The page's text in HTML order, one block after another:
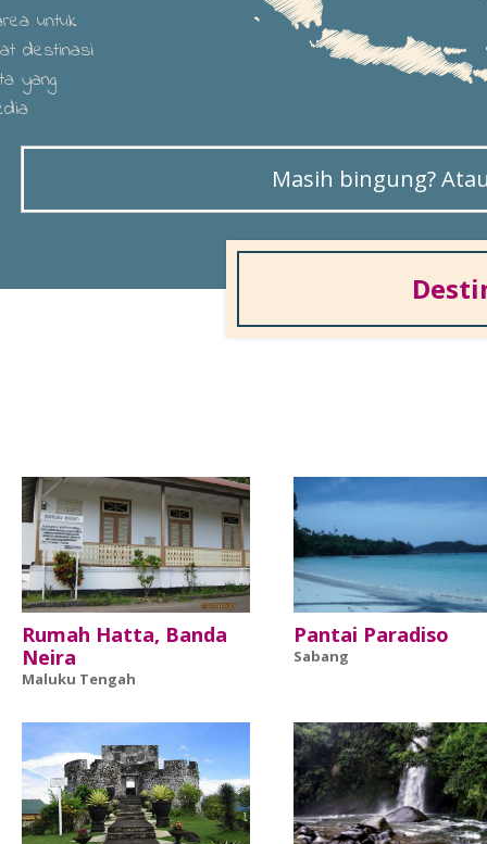
untuk
destinasi
yang
Masih bingung?
Rumah Hatta, Banda
Neira
Maluku Tengah
Pantai Paradiso
Sabang